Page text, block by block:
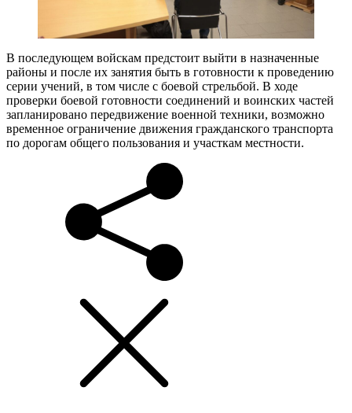
В последующем войскам предстоит выйти в назначенные
районы и после их занятия быть в готовности к проведению
серии учений, в том числе с боевой стрельбой. В ходе
проверки боевой готовности соединений и воинских частей
запланировано передвижение военной техники, возможно
временное ограничение движения гражданского транспорта
по дорогам общего пользования и участкам местности.